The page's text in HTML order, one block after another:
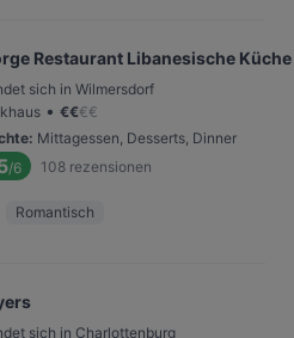
Restaurant Libanesische Küche
sich in Wilmersdorf
• €€€€
: Mittagessen, Desserts, Dinner
/6 108 rezensionen
Romantisch
sich in Charlottenburg